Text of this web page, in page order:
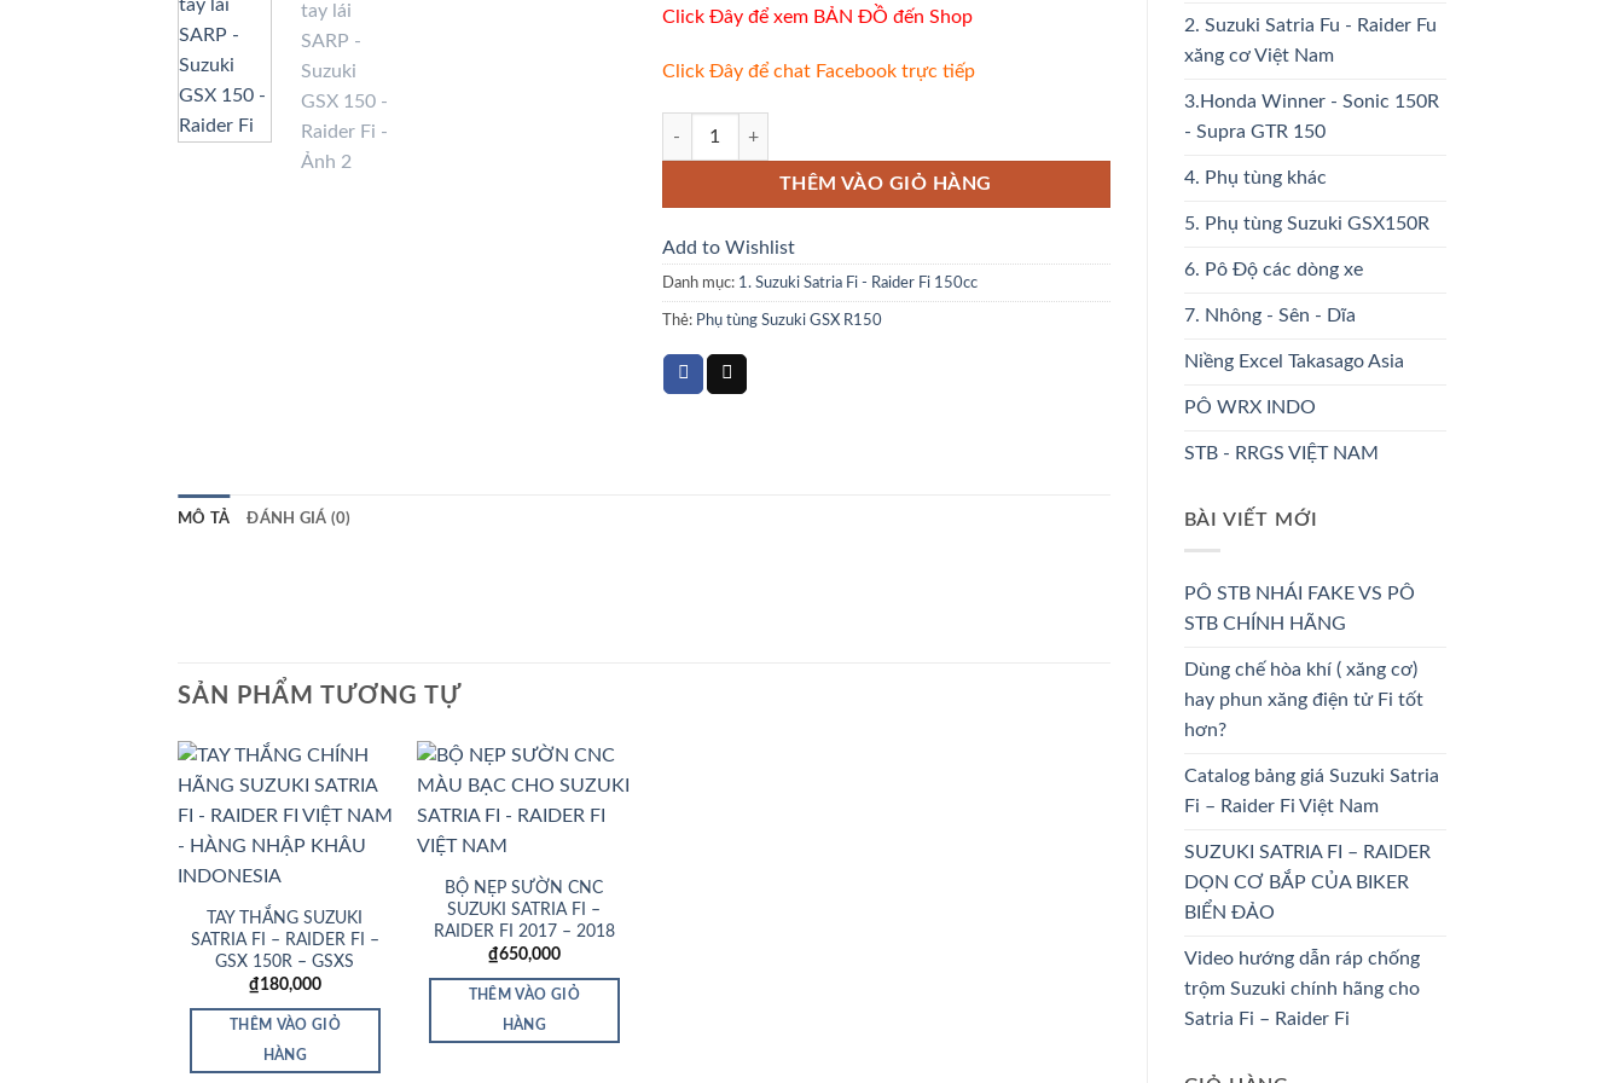
2. Suzuki Satria Fu - Raider Fu
xăng cơ Việt Nam
3.Honda Winner - Sonic 150R
- Supra GTR 150
4. Phụ tùng khác
5. Phụ tùng Suzuki GSX150R
6. Pô Độ các dòng xe
7. Nhông - Sên - Dĩa
Niềng Excel Takasago Asia
PÔ WRX INDO
STB - RRGS VIỆT NAM
BÀI VIẾT MỚI
PÔ STB NHÁI FAKE VS PÔ
STB CHÍNH HÃNG
Dùng chế hòa khí ( xăng cơ)
hay phun xăng điện tử Fi tốt
hơn?
Catalog bảng giá Suzuki Satria
Fi – Raider Fi Việt Nam
SUZUKI SATRIA FI – RAIDER
DỌN CƠ BẮP CỦA BIKER
BIỂN ĐẢO
Video hướng dẫn ráp chống
trộm Suzuki chính hãng cho
Satria Fi – Raider Fi
Click Đây để xem BẢN ĐỒ đến Shop
Click Đây để chat Facebook trực tiếp
Bảo vệ tay lái SARP - Suzuki GSX 150 - Raider Fi số lượng
THÊM VÀO GIỎ HÀNG
Add to Wishlist
Danh mục: 1. Suzuki Satria Fi - Raider Fi 150cc
Thẻ: Phụ tùng Suzuki GSX R150
MÔ TẢ ĐÁNH GIÁ (0)
SẢN PHẨM TƯƠNG TỰ
Add to
Wishlist
TAY THẮNG SUZUKI
SATRIA FI – RAIDER FI –
GSX 150R – GSXS
₫180,000
THÊM VÀO GIỎ
HÀNG
Add to
Wishlist
BỘ NẸP SƯỜN CNC
SUZUKI SATRIA FI –
RAIDER FI 2017 – 2018
₫650,000
THÊM VÀO GIỎ
HÀNG